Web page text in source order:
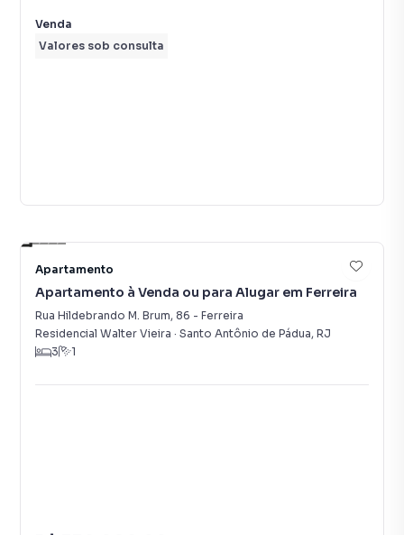
Venda
Valores sob consulta
Apartamento
Apartamento à Venda ou para Alugar em Ferreira
Rua Hildebrando M. Brum, 86 - Ferreira
Residencial Walter Vieira · Santo Antônio de Pádua, RJ
3
1